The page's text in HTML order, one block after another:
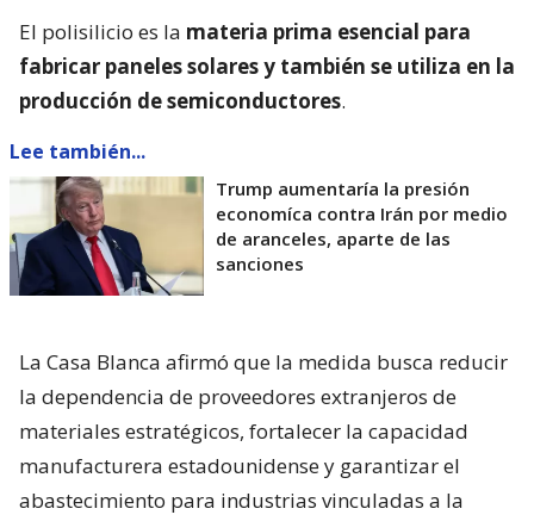
El polisilicio es la materia prima esencial para
fabricar paneles solares y también se utiliza en la
producción de semiconductores.
Lee también...
Trump aumentaría la presión
economíca contra Irán por medio
de aranceles, aparte de las
sanciones
La Casa Blanca afirmó que la medida busca reducir
la dependencia de proveedores extranjeros de
materiales estratégicos, fortalecer la capacidad
manufacturera estadounidense y garantizar el
abastecimiento para industrias vinculadas a la